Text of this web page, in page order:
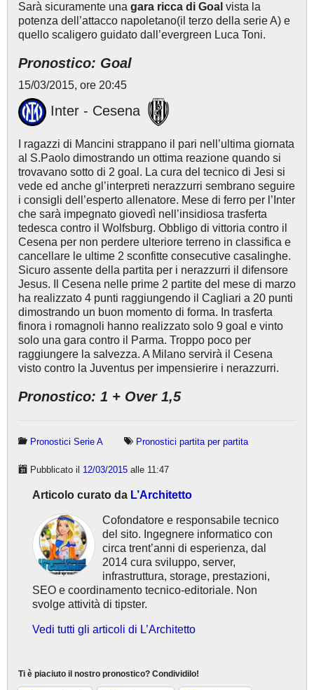
Sarà sicuramente una gara ricca di Goal vista la
potenza dell’attacco napoletano(il terzo della serie A) e
quello scaligero guidato dall’evergreen Luca Toni.
Pronostico: Goal
15/03/2015, ore 20:45
Inter - Cesena
I ragazzi di Mancini strappano il pari nell’ultima giornata
al S.Paolo dimostrando un ottima reazione quando si
trovavano sotto di 2 goal. La cura del tecnico di Jesi si
vede ed anche gl’interpreti nerazzurri sembrano seguire
i consigli dell’esperto allenatore. Mese di ferro per l’Inter
che sarà impegnato giovedì nell’insidiosa trasferta
tedesca contro il Wolfsburg. Obbligo di vittoria contro il
Cesena per non perdere ulteriore terreno in classifica e
cancellare le ultime 2 sconfitte consecutive casalinghe.
Sicuro assente della partita per i nerazzurri il difensore
Jesus. Il Cesena nelle prime 2 partite del mese di marzo
ha realizzato 4 punti raggiungendo il Cagliari a 20 punti
dimostrando un buon momento di forma. In trasferta
finora i romagnoli hanno realizzato solo 9 goal e vinto
solo una gara contro il Parma. Troppo poco per
raggiungere la salvezza. A Milano servirà il Cesena
visto contro la Juventus per impensierire i nerazzurri.
Pronostico: 1 + Over 1,5
Pronostici Serie A Pronostici partita per partita
Pubblicato il 12/03/2015 alle 11:47
Articolo curato da L’Architetto
Cofondatore e responsabile tecnico
del sito. Ingegnere informatico con
circa trent’anni di esperienza, dal
2014 cura sviluppo, server,
infrastruttura, storage, prestazioni,
SEO e coordinamento tecnico-editoriale. Non
svolge attività di tipster.
Vedi tutti gli articoli di L’Architetto
Ti è piaciuto il nostro pronostico? Condividilo!